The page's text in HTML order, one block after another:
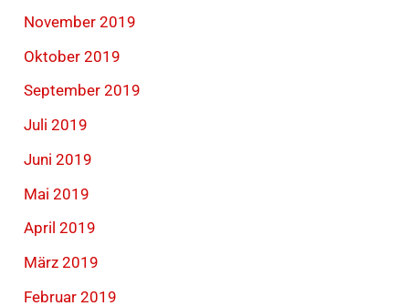
November 2019
Oktober 2019
September 2019
Juli 2019
Juni 2019
Mai 2019
April 2019
März 2019
Februar 2019